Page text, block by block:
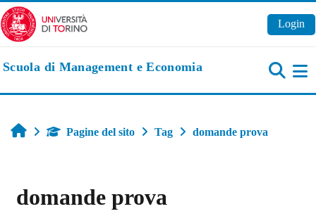
Vai al contenuto principale
Login
Scuola di Management e Economia
HomePagine del sito Tag domande prova
domande prova